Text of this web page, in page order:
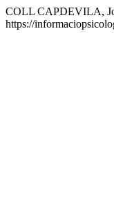
COLL CAPDEVILA,
https://